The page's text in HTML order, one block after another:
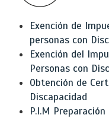
Exención de
personas con
Exención del
Personas con
Obtención de
Discapacidad
P.I.M